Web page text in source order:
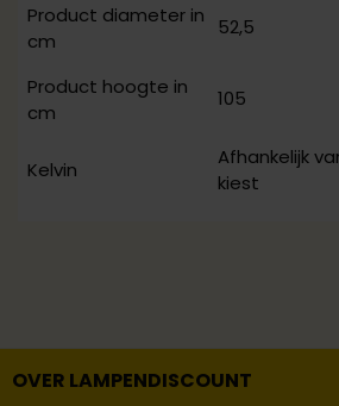
Product diameter in
cm
52,5
Product hoogte in
cm
105
Kelvin
Afhankelijk
kiest
OVER LAMPENDISCOUNT